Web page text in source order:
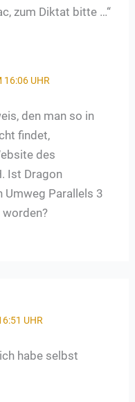
zum Diktat bitte …“
16:06 UHR
den man so in
findet,
des
Ist Dragon
Umweg Parallels 3
UHR
habe selbst